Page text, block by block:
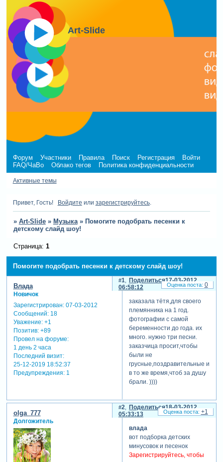
Art-Slide
Форум Участники Правила Поиск Регистрация
Войти
FAQ/ЧаВо
Облако тегов Политика конфиденциальности
Активные темы
Привет, Гость! Войдите или зарегистрируйтесь.
» Art-Slide » Музыка » Помогите подобрать песенки к
детскому слайд шоу!
Помогите подобрать песенки к детскому слайд шоу!
Страница: 1
Поделиться
1
17-03-2012
06:58:12
Влада
Новичок
Зарегистрирован: 07-03-2012
Сообщений:18
Уважение: +1
Позитив: +89
Провел на форуме:
1 день 2 часа
Последний визит:
25-12-2019 18:52:37
Предупреждения:1
заказала тётя,для своего
племянника на 1 год.
фотографии с самой
беременности до года. их
много. нужно три песни.
заказчица просит,чтобы
были не
грусные,поздравительные и
в то же время,чтоб за душу
брали. ))))
0
Поделиться
2
18-03-2012
05:33:13
olga_777
Долгожитель
влада
вот подборка детских
минусовок и песенок
Зарегистрируйтесь, чтобы
+1